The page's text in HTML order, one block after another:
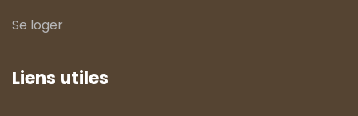
Se loger
Liens utiles